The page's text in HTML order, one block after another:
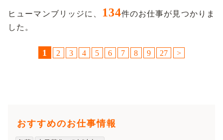
ヒューマンブリッジに、 134件のお仕事が見つかりま
した。
1 2 3 4 5 6 7 8 9 27 >
おすすめのお仕事情報